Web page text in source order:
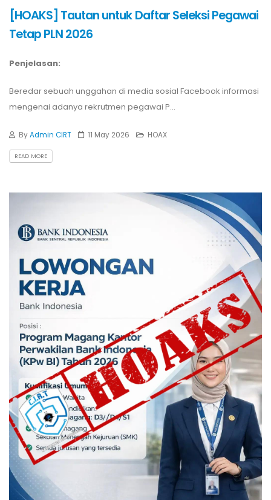
[HOAKS] Tautan untuk Daftar Seleksi Pegawai
Tetap PLN 2026
Penjelasan:
Beredar sebuah unggahan di media sosial Facebook informasi
mengenai adanya rekrutmen pegawai P...
ByAdmin CIRT 11 May 2026 HOAX
READ MORE